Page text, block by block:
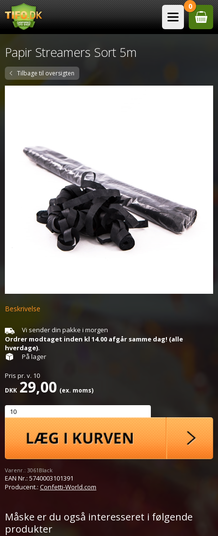
0
Papir Streamers Sort 5m
Tilbage til oversigten
Beskrivelse
Vi sender din pakke i morgen
Ordrer modtaget inden kl 14.00 afgår samme dag! (alle
hverdage).
På lager
Pris pr. v. 10
DKK 29,00 (ex. moms)
Varenr.: 3061Black
EAN Nr.: 5740003101391
Producent.: Confetti-World.com
Måske er du også interesseret i følgende
produkter